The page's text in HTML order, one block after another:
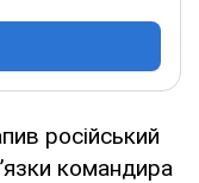
російський
командира